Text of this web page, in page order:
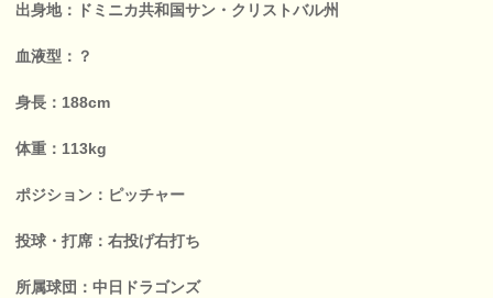
出身地：ドミニカ共和国サン・クリストバル州
血液型：？
身長：188cm
体重：113kg
ポジション：ピッチャー
投球・打席：右投げ右打ち
所属球団：中日ドラゴンズ